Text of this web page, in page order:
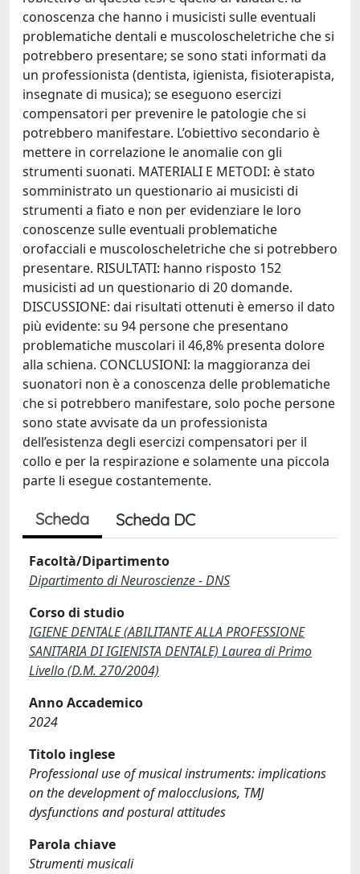
conoscenza che hanno i musicisti sulle eventuali
problematiche dentali e muscoloscheletriche che si
potrebbero presentare; se sono stati informati da
un professionista (dentista, igienista, fisioterapista,
insegnate di musica); se eseguono esercizi
compensatori per prevenire le patologie che si
potrebbero manifestare. L’obiettivo secondario è
mettere in correlazione le anomalie con gli
strumenti suonati. MATERIALI E METODI: è stato
somministrato un questionario ai musicisti di
strumenti a fiato e non per evidenziare le loro
conoscenze sulle eventuali problematiche
orofacciali e muscoloscheletriche che si potrebbero
presentare. RISULTATI: hanno risposto 152
musicisti ad un questionario di 20 domande.
DISCUSSIONE: dai risultati ottenuti è emerso il dato
più evidente: su 94 persone che presentano
problematiche muscolari il 46,8% presenta dolore
alla schiena. CONCLUSIONI: la maggioranza dei
suonatori non è a conoscenza delle problematiche
che si potrebbero manifestare, solo poche persone
sono state avvisate da un professionista
dell’esistenza degli esercizi compensatori per il
collo e per la respirazione e solamente una piccola
parte li esegue costantemente.
Scheda Scheda DC
Facoltà/Dipartimento
Dipartimento di Neuroscienze - DNS
Corso di studio
IGIENE DENTALE (ABILITANTE ALLA PROFESSIONE
SANITARIA DI IGIENISTA DENTALE) Laurea di Primo
Livello (D.M. 270/2004)
Anno Accademico
2024
Titolo inglese
Professional use of musical instruments: implications
on the development of malocclusions, TMJ
dysfunctions and postural attitudes
Parola chiave
Strumenti musicali